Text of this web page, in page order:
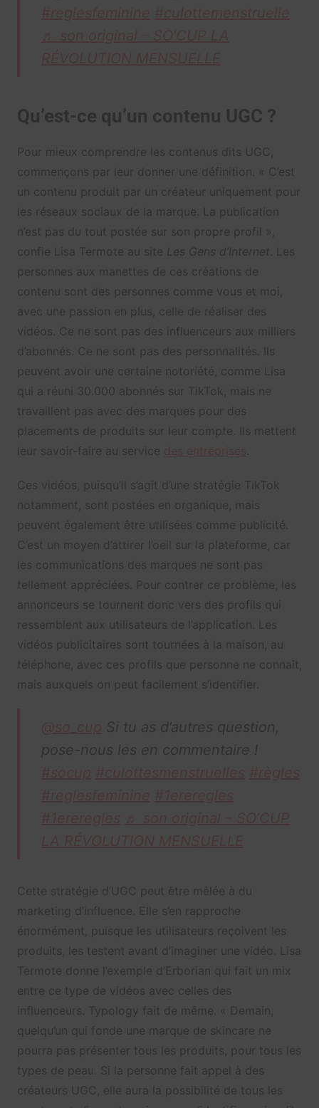
Qu’est-ce qu’un contenu UGC ?
Pour mieux comprendre les contenus dits UGC,
commençons par leur donner une définition. « C’est
un contenu produit par un créateur uniquement pour
les réseaux sociaux de la marque. La publication
n’est pas du tout postée sur son propre profil »,
confie Lisa Termote au site Les Gens d’Internet . Les
personnes aux manettes de ces créations de
contenu sont des personnes comme vous et moi,
avec une passion en plus, celle de réaliser des
vidéos. Ce ne sont pas des influenceurs aux milliers
d’abonnés. Ce ne sont pas des personnalités. Ils
peuvent avoir une certaine notoriété, comme Lisa
qui a réuni 30.000 abonnés sur TikTok, mais ne
travaillent pas avec des marques pour des
placements de produits sur leur compte. Ils mettent
leur savoir-faire au service
Ces vidéos, puisqu’il s’agit d’une stratégie TikTok
notamment, sont postées en organique, mais
peuvent également être utilisées comme publicité.
C’est un moyen d’attirer l’oeil sur la plateforme, car
les communications des marques ne sont pas
tellement appréciées. Pour contrer ce problème, les
annonceurs se tournent donc vers des profils qui
ressemblent aux utilisateurs de l’application. Les
vidéos publicitaires sont tournées à la maison, au
téléphone, avec ces profils que personne ne connaît,
mais auxquels on peut facilement s’identifier.
Si tu as d’autres question,
pose-nous les en commentaire !
Cette stratégie d’UGC peut être mêlée à du
marketing d’influence. Elle s’en rapproche
énormément, puisque les utilisateurs reçoivent les
produits, les testent avant d’imaginer une vidéo. Lisa
Termote donne l’exemple d’Erborian qui fait un mix
entre ce type de vidéos avec celles des
influenceurs. Typology fait de même. « Demain,
quelqu’un qui fonde une marque de skincare ne
pourra pas présenter tous les produits, pour tous les
types de peau. Si la personne fait appel à des
créateurs UGC, elle aura la possibilité de tous les